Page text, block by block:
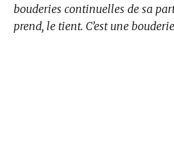
bouderies continuelles de sa
prend, le tient. C’est une